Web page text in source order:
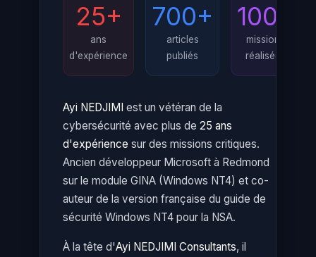
25+
ans
d'expérience
700+
articles
publiés
100+
missions
réalisées
Ayi NEDJIMI est un vétéran de la
cybersécurité avec plus de 25 ans
d'expérience sur des missions critiques.
Ancien développeur Microsoft à Redmond
sur le module GINA (Windows NT4) et co-
auteur de la version française du guide de
sécurité Windows NT4 pour la NSA.
À la tête d'Ayi NEDJIMI Consultants, il